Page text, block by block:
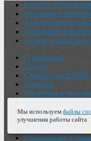
Каталог
Источники
Аккумуляторы
Дизельные
Опции и запасные
О компании
Услуги
Сервис-центр ИБП
Проекты
Партнеры и
Контакты
Реквизиты
Персональные
Мы используем файлы
улучшения работы сайта